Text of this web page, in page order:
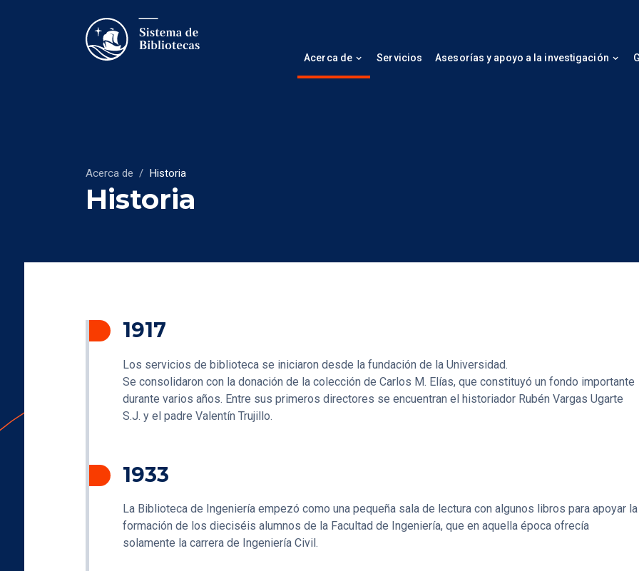
Acerca de Servicios Asesorías y apoyo a la investigación
Acerca de / Historia
Historia
1917
Los servicios de biblioteca se iniciaron desde la fundación de la Universidad.
Se consolidaron con la donación de la colección de Carlos M. Elías, que constituyó un fondo importante
durante varios años. Entre sus primeros directores se encuentran el historiador Rubén Vargas Ugarte
S.J. y el padre Valentín Trujillo.
1933
La Biblioteca de Ingeniería empezó como una pequeña sala de lectura con algunos libros para apoyar la
formación de los dieciséis alumnos de la Facultad de Ingeniería, que en aquella época ofrecía
solamente la carrera de Ingeniería Civil.